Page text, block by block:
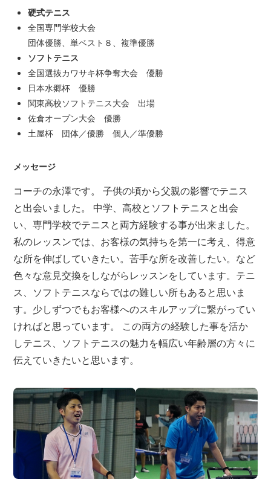
硬式テニス
全国専門学校大会
団体優勝、単ベスト８、複準優勝
ソフトテニス
全国選抜カワサキ杯争奪大会 優勝
日本水郷杯 優勝
関東高校ソフトテニス大会 出場
佐倉オープン大会 優勝
土屋杯 団体／優勝 個人／準優勝
メッセージ
コーチの永澤です。 子供の頃から父親の影響でテニス
と出会いました。 中学、高校とソフトテニスと出会
い、専門学校でテニスと両方経験する事が出来ました。
私のレッスンでは、お客様の気持ちを第一に考え、得意
な所を伸ばしていきたい。苦手な所を改善したい。など
色々な意見交換をしながらレッスンをしています。テニ
ス、ソフトテニスならではの難しい所もあると思いま
す。少しずつでもお客様へのスキルアップに繋がってい
ければと思っています。 この両方の経験した事を活か
しテニス、ソフトテニスの魅力を幅広い年齢層の方々に
伝えていきたいと思います。